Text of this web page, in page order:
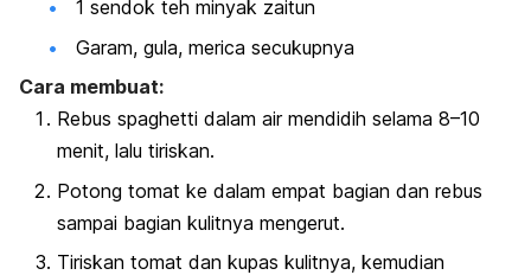
1 sendok teh minyak zaitun
Garam, gula, merica secukupnya
Cara membuat:
Rebus spaghetti dalam air mendidih selama 8–10
menit, lalu tiriskan.
Potong tomat ke dalam empat bagian dan rebus
sampai bagian kulitnya mengerut.
Tiriskan tomat dan kupas kulitnya, kemudian